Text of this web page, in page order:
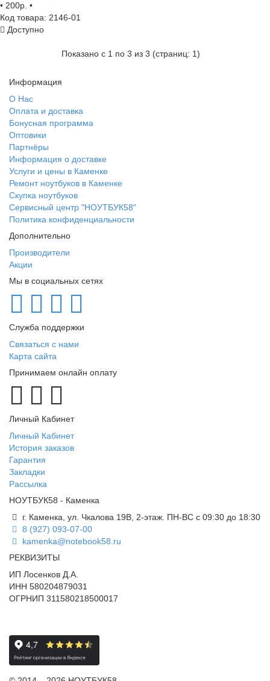
• 200р. •
Код товара: 2146-01
Доступно
Показано с 1 по 3 из 3 (страниц: 1)
Информация
О Нас
Оплата и доставка
Бонусная программа
Оптовики
Партнёры
Информация о доставке
Услуги и цены в Каменке
Ремонт ноутбуков в Каменке
Скупка ноутбуков
Сервисный центр "НОУТБУК58"
Политика конфиденциальности
Дополнительно
Производители
Акции
Мы в социальных сетях
Служба поддержки
Связаться с нами
Карта сайта
Принимаем онлайн оплату
Личный Кабинет
Личный Кабинет
История заказов
Гарантия
Закладки
Рассылка
НОУТБУК58 - Каменка
г. Каменка, ул. Чкалова 19В, 2-этаж. ПН-ВС с 09:30 до 18:30
8 (927) 093-07-00
kamenka@notebook58.ru
РЕКВИЗИТЫ
ИП Лосенков Д.А.
ИНН 580204879031
ОГРНИП 311580218500017